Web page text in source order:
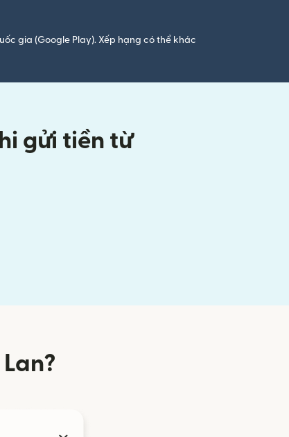
gia (Google Play). Xếp hạng có thể khác
gửi tiền từ